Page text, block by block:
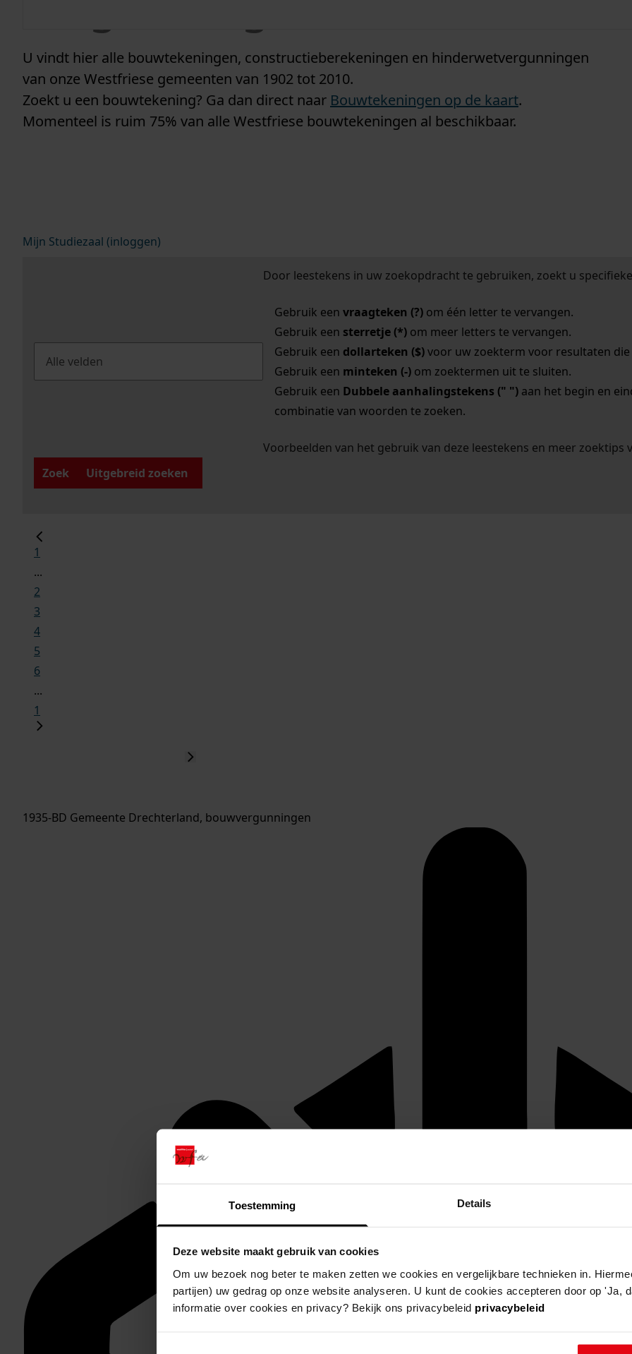
Toestemming Details
Deze website maakt gebruik van cookies
Om uw bezoek nog beter te maken zetten we cookies en vergelijkbare technieken in.
partijen) uw gedrag op onze website analyseren. U kunt de cookies accepteren door op 'Ja,
informatie over cookies en privacy? Bekijk ons privacybeleid privacybeleid
U vindt hier alle bouwtekeningen, constructieberekeningen en hinderwetvergunningen
van onze Westfriese gemeenten van 1902 tot 2010.
Zoekt u een bouwtekening? Ga dan direct naar Bouwtekeningen op de kaart.
Momenteel is ruim 75% van alle Westfriese bouwtekeningen al beschikbaar.
Mijn Studiezaal (inloggen)
Door leestekens in uw zoekopdracht te gebruiken, zoekt u
Gebruik een vraagteken (?)om één letter te vervangen.
Gebruik een sterretje (*)om meer letters te vervangen.
Gebruik een dollarteken ($)voor uw zoekterm voor resultaten die
Gebruik een minteken (-)om zoektermen uit te sluiten.
Gebruik een Dubbele aanhalingstekens (" ")aan het begin en
combinatie van woorden te zoeken.
Voorbeelden van het gebruik van deze leestekens en meer zoektips
Zoek
Uitgebreid zoeken
1
...
2
3
4
5
6
...
1
1935-BD Gemeente Drechterland, bouwvergunningen